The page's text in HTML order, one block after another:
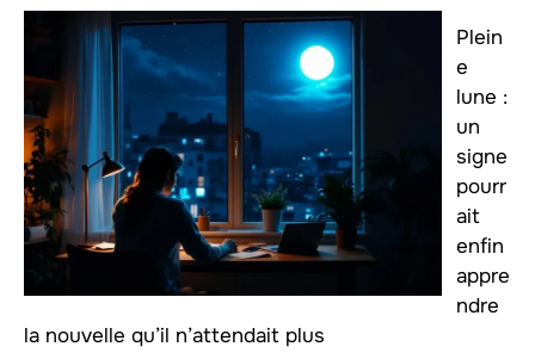
Plein
e
lune :
un
signe
pourr
ait
enfin
appre
ndre
la nouvelle qu’il n’attendait plus